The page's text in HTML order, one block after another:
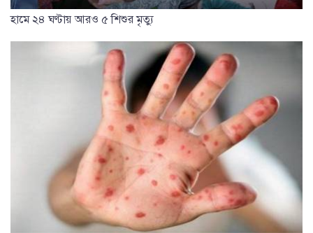
হামে ২৪ ঘণ্টায় আরও ৫ শিশুর মৃত্যু